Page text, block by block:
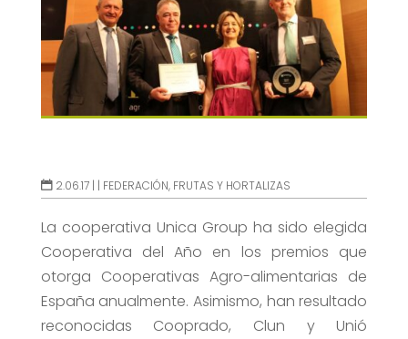
2.06.17 | | FEDERACIÓN, FRUTAS Y HORTALIZAS
La cooperativa Unica Group ha sido elegida
Cooperativa del Año en los premios que
otorga Cooperativas Agro-alimentarias de
España anualmente. Asimismo, han resultado
reconocidas Cooprado, Clun y Unió